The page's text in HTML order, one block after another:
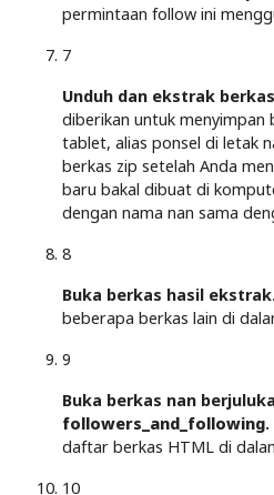
permintaan follow ini
7
Unduh dan ekstrak
diberikan untuk menyimpan
tablet, alias ponsel di letak
berkas zip setelah Anda
baru bakal dibuat di
dengan nama nan sama
8
Buka berkas hasil
beberapa berkas lain di
9
Buka berkas nan
followers_and_following.
daftar berkas HTML di
10